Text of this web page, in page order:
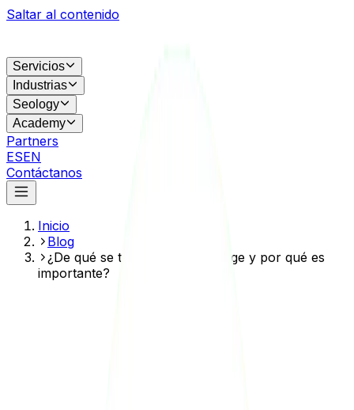
Saltar al contenido
Servicios
Industrias
Seology
Academy
Partners
ESEN
Contáctanos
Inicio
Blog
¿De qué se trata el SEO On Page y por qué es
importante?